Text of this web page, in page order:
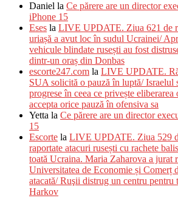
Daniel la Ce părere are un director
iPhone 15
Eses la LIVE UPDATE. Ziua 621 de
uriașă a avut loc în sudul Ucrainei/
vehicule blindate rusești au fost
dintr-un oraș din Donbas
escorte247.com la LIVE UPDATE.
SUA solicită o pauză în luptă/ Israelul
progrese în ceea ce privește
accepta orice pauză în ofensiva sa
Yetta la Ce părere are un director
15
Escorte la LIVE UPDATE. Ziua 529
raportate atacuri rusești cu rachete
toată Ucraina. Maria Zaharova a jurat
Universitatea de Economie și Comerț
atacată/ Ruşii distrug un centru pentru
Harkov